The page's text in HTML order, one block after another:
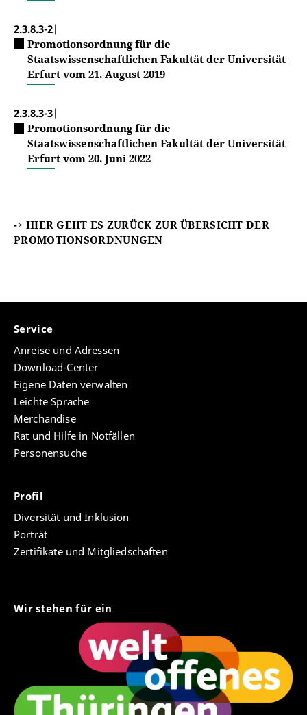
2.3.8.3-2|
Promotionsordnung für die
Staatswissenschaftlichen Fakultät der Universität
Erfurt vom 21. August 2019
2.3.8.3-3|
Promotionsordnung für die
Staatswissenschaftlichen Fakultät der Universität
Erfurt vom 20. Juni 2022
-> HIER GEHT ES ZURÜCK ZUR ÜBERSICHT DER
PROMOTIONSORDNUNGEN
Service
Anreise und Adressen
Download-Center
Eigene Daten verwalten
Leichte Sprache
Merchandise
Rat und Hilfe in Notfällen
Personensuche
Profil
Diversität und Inklusion
Porträt
Zertifikate und Mitgliedschaften
Wir stehen für ein